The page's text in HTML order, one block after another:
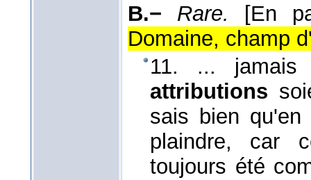
B.−
Rare.
[En
Domaine, champ
11. ...
attributions
sais bien
plaindre, car
toujours été